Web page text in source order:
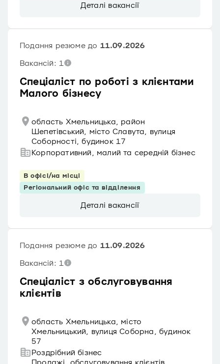
Деталі вакансії
Спеціаліст по роботі з клієнтами
Малого бізнесу
Подання резюме до 11.09.2026
Вакансій: 1
область Хмельницька, район
Шепетівський, місто Славута, вулиця
Соборності, будинок 17
Корпоративний, малий та середній бізнес
В офісі/на місці
Регіональний офіс та відділення
Деталі вакансії
Спеціаліст з обслуговування
клієнтів
Подання резюме до 11.09.2026
Вакансій: 1
область Хмельницька, місто
Хмельницький, вулиця Соборна, будинок
57
Роздрібний бізнес